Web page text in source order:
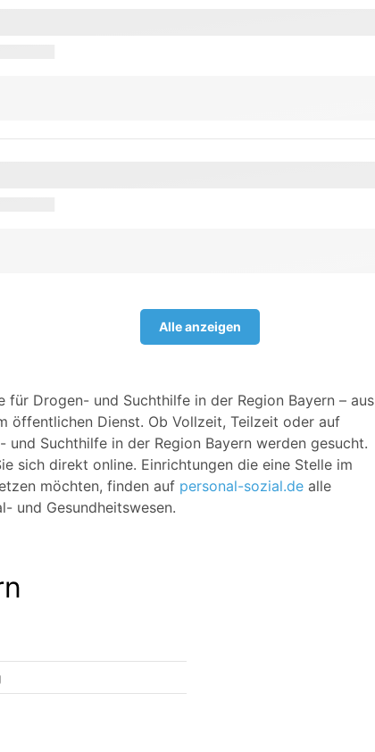
Alle anzeigen
Drogen- und Suchthilfe in der Region Bayern – aus
öffentlichen Dienst. Ob Vollzeit, Teilzeit oder auf
Suchthilfe in der Region Bayern werden gesucht.
sich direkt online. Einrichtungen die eine Stelle im
möchten, finden auf personal-sozial.de alle
und Gesundheitswesen.